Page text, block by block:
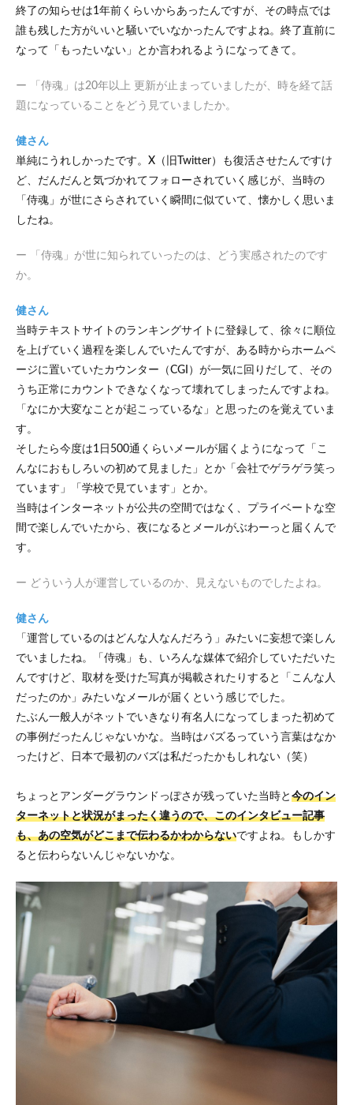
魂」
6.1
身の
あっ
活の
「侍
魂」
とい
うス
タイ
あっ
る
終了の知らせは1年前くらいからあったんですが、その時点では
誰も残した方がいいと騒いでいなかったんですよね。終了直前に
なって「もったいない」とか言われるようになってきて。
ー 「侍魂」は20年以上 更新が止まっていましたが、時を経て話
題になっていることをどう見ていましたか。
健さん
単純にうれしかったです。X（旧Twitter）も復活させたんですけ
ど、だんだんと気づかれてフォローされていく感じが、当時の
「侍魂」が世にさらされていく瞬間に似ていて、懐かしく思いま
したね。
ー 「侍魂」が世に知られていったのは、どう実感されたのです
か。
健さん
当時テキストサイトのランキングサイトに登録して、徐々に順位
を上げていく過程を楽しんでいたんですが、ある時からホームペ
ージに置いていたカウンター（CGI）が一気に回りだして、その
うち正常にカウントできなくなって壊れてしまったんですよね。
「なにか大変なことが起こっているな」と思ったのを覚えていま
す。
そしたら今度は1日500通くらいメールが届くようになって「こ
んなにおもしろいの初めて見ました」とか「会社でゲラゲラ笑っ
ています」「学校で見ています」とか。
当時はインターネットが公共の空間ではなく、プライベートな空
間で楽しんでいたから、夜になるとメールがぶわーっと届くんで
す。
ー どういう人が運営しているのか、見えないものでしたよね。
健さん
「運営しているのはどんな人なんだろう」みたいに妄想で楽しん
でいましたね。「侍魂」も、いろんな媒体で紹介していただいた
んですけど、取材を受けた写真が掲載されたりすると「こんな人
だったのか」みたいなメールが届くという感じでした。
たぶん一般人がネットでいきなり有名人になってしまった初めて
の事例だったんじゃないかな。当時はバズるっていう言葉はなか
ったけど、日本で最初のバズは私だったかもしれない（笑）
ちょっとアンダーグラウンドっぽさが残っていた当時と 今のイン
ターネットと状況がまったく違うので、このインタビュー記事
も、あの空気がどこまで伝わるかわからないですよね。もしかす
ると伝わらないんじゃないかな。